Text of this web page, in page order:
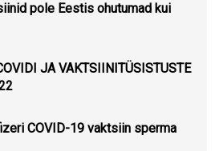
pole Eestis ohutumad kui
JA VAKTSIINITÜSISTUSTE
COVID-19 vaktsiin sperma